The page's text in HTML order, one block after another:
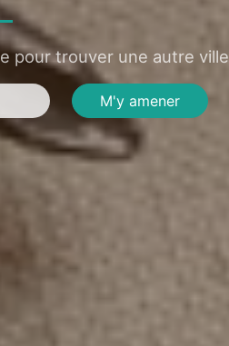
pour trouver une autre ville
M'y amener